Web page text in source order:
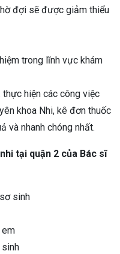
đợi sẽ được giảm thiểu
trong lĩnh vực khám
thực hiện các công việc
khoa Nhi, kê đơn thuốc
và nhanh chóng nhất.
tại quận 2 của Bác sĩ
sinh
em
sinh